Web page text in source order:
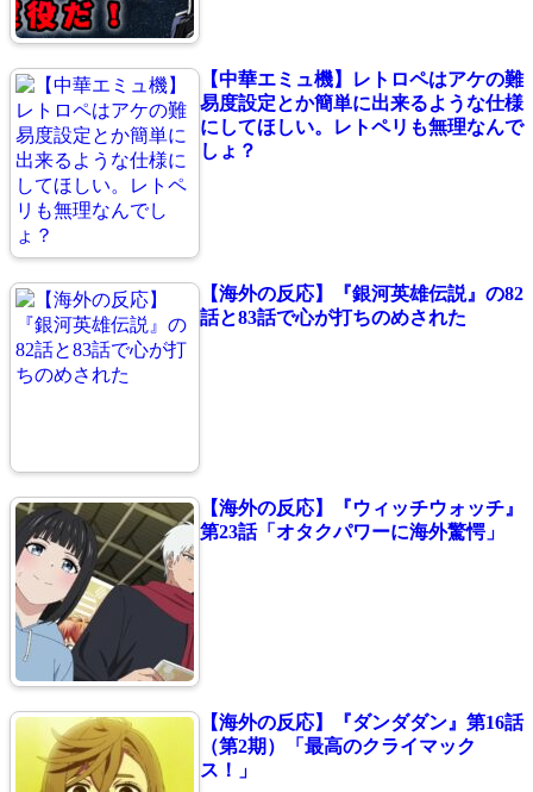
【中華エミュ機】レトロペはアケの難
易度設定とか簡単に出来るような仕様
にしてほしい。レトペリも無理なんで
しょ？
【海外の反応】『銀河英雄伝説』の82
話と83話で心が打ちのめされた
【海外の反応】『ウィッチウォッチ』
第23話「オタクパワーに海外驚愕」
【海外の反応】『ダンダダン』第16話
（第2期）「最高のクライマック
ス！」